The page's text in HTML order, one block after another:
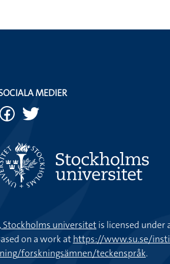
MEDIER
universitetis licensed under
on a work athttps://www.su.se/
forskningsämnen/teckenspråk.